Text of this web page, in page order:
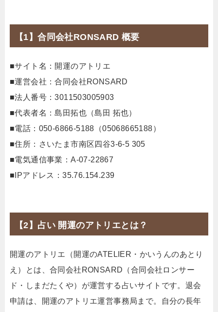
【1】合同会社RONSARD 概要
■サイト名：開運のアトリエ
■運営会社：合同会社RONSARD
■法人番号：3011503005903
■代表者名：島田拓也（島田 拓也）
■電話：050-6866-5188（05068665188）
■住所：さいたま市南区四谷3-6-5 305
■電気通信事業：A-07-22867
■IPアドレス：35.76.154.239
【2】占い 開運のアトリエとは？
開運のアトリエ（開運のATELIER・かいうんのあとり
え）とは、合同会社RONSARD（合同会社ロンサー
ド・しまだたくや）が運営する占いサイトです。退会
申請は、開運のアトリエ運営事務局まで。自分の長年